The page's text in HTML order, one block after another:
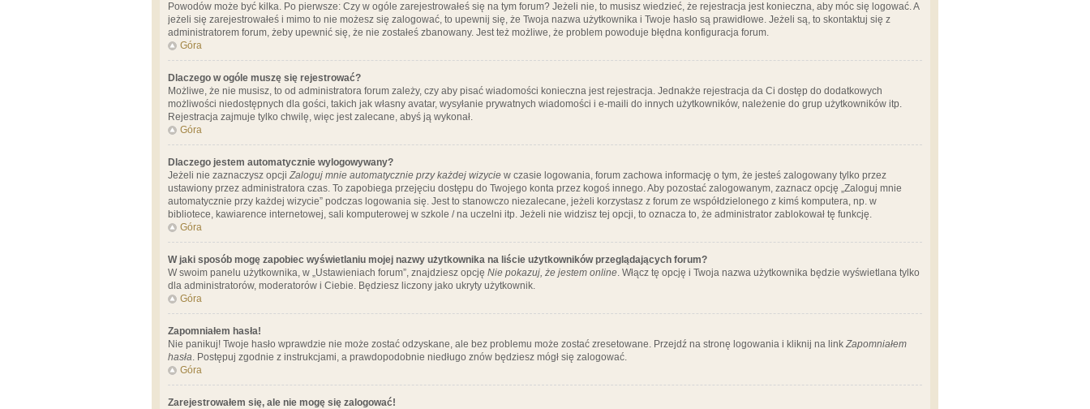
Powodów może być kilka. Po pierwsze: Czy w ogóle zarejestrowałeś się na tym forum? Jeżeli nie, to musisz wiedzieć, że rejestracja jest konieczna, aby móc się logować. A
jeżeli się zarejestrowałeś i mimo to nie możesz się zalogować, to upewnij się, że Twoja nazwa użytkownika i Twoje hasło są prawidłowe. Jeżeli są, to skontaktuj się z
administratorem forum, żeby upewnić się, że nie zostałeś zbanowany. Jest też możliwe, że problem powoduje błędna konfiguracja forum.
Góra
Dlaczego w ogóle muszę się rejestrować?
Możliwe, że nie musisz, to od administratora forum zależy, czy aby pisać wiadomości konieczna jest rejestracja. Jednakże rejestracja da Ci dostęp do dodatkowych
możliwości niedostępnych dla gości, takich jak własny avatar, wysyłanie prywatnych wiadomości i e-maili do innych użytkowników, należenie do grup użytkowników itp.
Rejestracja zajmuje tylko chwilę, więc jest zalecane, abyś ją wykonał.
Góra
Dlaczego jestem automatycznie wylogowywany?
Jeżeli nie zaznaczysz opcji Zaloguj mnie automatycznie przy każdej wizycie w czasie logowania, forum zachowa informację o tym, że jesteś zalogowany tylko przez
ustawiony przez administratora czas. To zapobiega przejęciu dostępu do Twojego konta przez kogoś innego. Aby pozostać zalogowanym, zaznacz opcję „Zaloguj mnie
automatycznie przy każdej wizycie” podczas logowania się. Jest to stanowczo niezalecane, jeżeli korzystasz z forum ze współdzielonego z kimś komputera, np. w
bibliotece, kawiarence internetowej, sali komputerowej w szkole / na uczelni itp. Jeżeli nie widzisz tej opcji, to oznacza to, że administrator zablokował tę funkcję.
Góra
W jaki sposób mogę zapobiec wyświetlaniu mojej nazwy użytkownika na liście użytkowników przeglądających forum?
W swoim panelu użytkownika, w „Ustawieniach forum”, znajdziesz opcję Nie pokazuj, że jestem online. Włącz tę opcję i Twoja nazwa użytkownika będzie wyświetlana tylko
dla administratorów, moderatorów i Ciebie. Będziesz liczony jako ukryty użytkownik.
Góra
Zapomniałem hasła!
Nie panikuj! Twoje hasło wprawdzie nie może zostać odzyskane, ale bez problemu może zostać zresetowane. Przejdź na stronę logowania i kliknij na link Zapomniałem
hasła. Postępuj zgodnie z instrukcjami, a prawdopodobnie niedługo znów będziesz mógł się zalogować.
Góra
Zarejestrowałem się, ale nie mogę się zalogować!